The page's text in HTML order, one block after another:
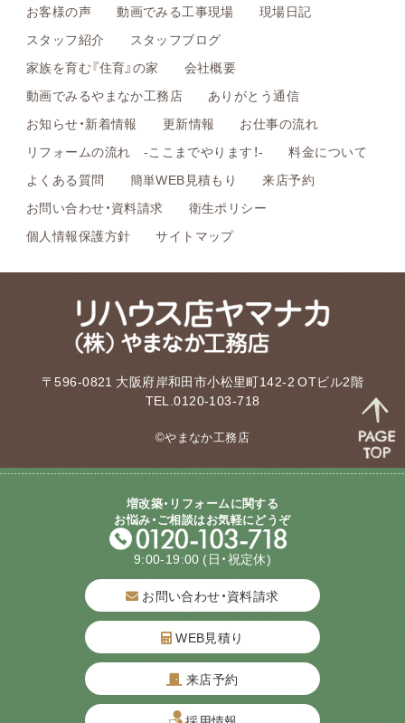
お客様の声
動画でみる工事現場
現場日記
スタッフ紹介
スタッフブログ
家族を育む『住育』の家
会社概要
動画でみるやまなか工務店
ありがとう通信
お知らせ・新着情報
更新情報
お仕事の流れ
リフォームの流れ -ここまでやります！-
料金について
よくある質問
簡単WEB見積もり
来店予約
お問い合わせ・資料請求
衛生ポリシー
個人情報保護方針
サイトマップ
〒596-0821 大阪府岸和田市小松里町142-2 OTビル2階
TEL.0120-103-718
©やまなか工務店
増改築・リフォームに関する
お悩み・ご相談はお気軽にどうぞ
9:00-19:00 (日・祝定休)
お問い合わせ・資料請求
WEB見積り
来店予約